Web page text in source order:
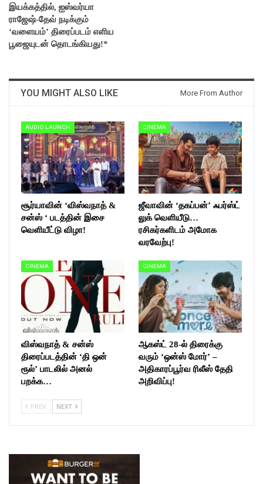
இயக்கத்தில், ஐஸ்வர்யா
ராஜேஷ்-தேவ் நடிக்கும்
‘வளையம்’ திரைப்படம் எளிய
பூஜையுடன் தொடங்கியது!*
YOU MIGHT ALSO LIKE More From Author
AUDIO LAUNCH
சூர்யாவின் ‘விஸ்வநாத் &
சன்ஸ் ‘ படத்தின் இசை
வெளியீட்டு விழா!
CINEMA
ஜீவாவின் ‘தகப்பன்’ ஃபர்ஸ்ட்
லுக் வெளியீடு…
ரசிகர்களிடம் அமோக
வரவேற்பு!
CINEMA
விஸ்வநாத் & சன்ஸ்
திரைப்படத்தின் ‘தி ஒன்
ரூல்’ பாடலில் அனல்
பறக்க…
CINEMA
ஆகஸ்ட் 28-ல் திரைக்கு
வரும் ‘ஒன்ஸ் மோர்’ –
அதிகாரப்பூர்வ ரிலீஸ் தேதி
அறிவிப்பு!
PREV NEXT